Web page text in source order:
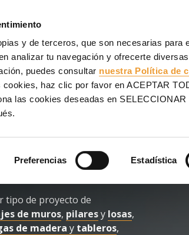
y de terceros, que son necesarias para
analizar tu navegación y ofrecerte
puedes consultar nuestra Política de
cookies, haz clic por favor en ACEPTAR
las cookies deseadas en
Preferencias Estadística
Constructionpara el
como en
tipo de proyecto de
s de muros, pilaresy losas,
de madera y tableros,